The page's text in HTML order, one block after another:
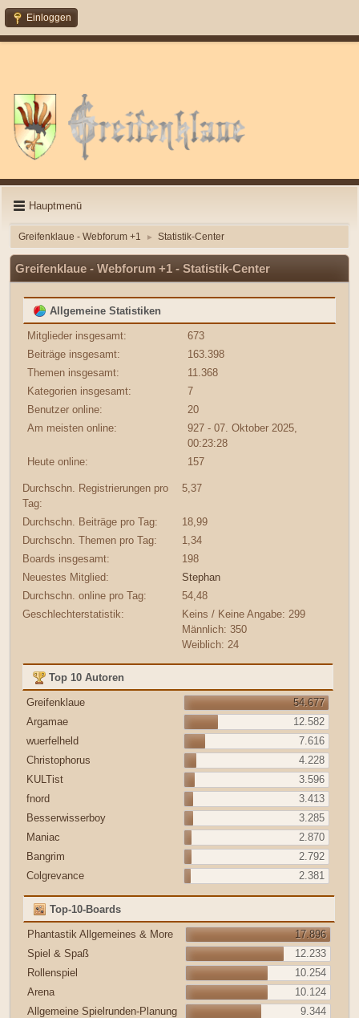
Einloggen
Hauptmenü
Greifenklaue - Webforum +1 ► Statistik-Center
Greifenklaue - Webforum +1 - Statistik-Center
Allgemeine Statistiken
Mitglieder insgesamt:
673
Beiträge insgesamt:
163.398
Themen insgesamt:
11.368
Kategorien insgesamt:
7
Benutzer online:
20
Am meisten online:
927 - 07. Oktober 2025,
00:23:28
Heute online:
157
Durchschn. Registrierungen pro
Tag:
5,37
Durchschn. Beiträge pro Tag:
18,99
Durchschn. Themen pro Tag:
1,34
Boards insgesamt:
198
Neuestes Mitglied:
Stephan
Durchschn. online pro Tag:
54,48
Geschlechterstatistik:
Keins / Keine Angabe: 299
Männlich: 350
Weiblich: 24
Top 10 Autoren
Greifenklaue
54.677
Argamae
12.582
wuerfelheld
7.616
Christophorus
4.228
KULTist
3.596
fnord
3.413
Besserwisserboy
3.285
Maniac
2.870
Bangrim
2.792
Colgrevance
2.381
Top-10-Boards
Phantastik Allgemeines & More
17.896
Spiel & Spaß
12.233
Rollenspiel
10.254
Arena
10.124
Allgemeine Spielrunden-Planung
9.344